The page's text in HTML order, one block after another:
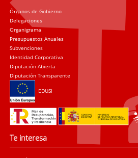
Órganos de Gobierno
Delegaciones
Organigrama
Presupuestos Anuales
Subvenciones
Identidad Corporativa
Diputación Abierta
Diputación Transparente
EDUSI
Te interesa